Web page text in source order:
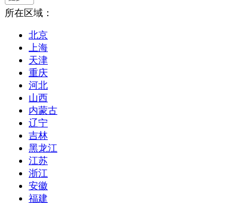
所在区域：
北京
上海
天津
重庆
河北
山西
内蒙古
辽宁
吉林
黑龙江
江苏
浙江
安徽
福建